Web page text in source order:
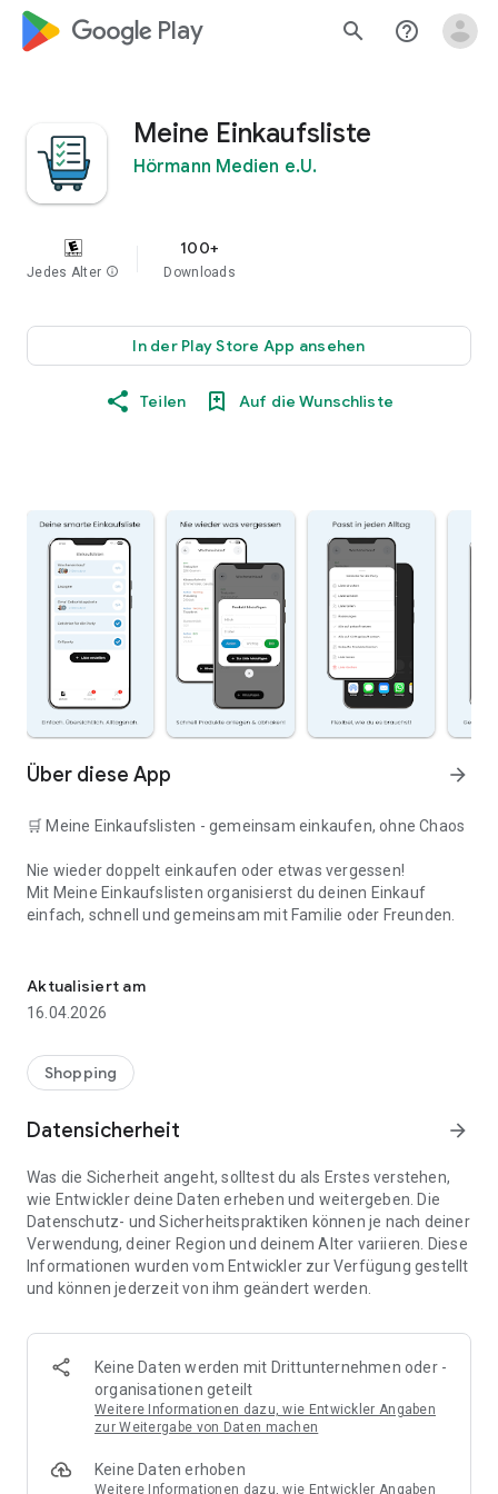
google_logo Play search help_outline
Meine Einkaufsliste
Hörmann Medien e.U.
Jedes Alter info
100+
Downloads
In der Play Store App ansehen
Teilen Auf die Wunschliste
Über diese App arrow_forward
🛒 Meine Einkaufslisten - gemeinsam einkaufen, ohne Chaos
Nie wieder doppelt einkaufen oder etwas vergessen!
Mit Meine Einkaufslisten organisierst du deinen Einkauf
einfach, schnell und gemeinsam mit Familie oder Freunden.
👨‍👩‍👧 Gemeinsame Einkaufslisten in Echtzeit: Alle sehen
⚡ Superschnell & einfach: Liste in Sekunden erstellen und
sofort loslegen.
📱 Immer dabei: Deine Einkaufsliste ist jederzeit auf deinem
🤝 Teilen leicht gemacht: Lade andere ein und erledigt den
Einkauf gemeinsam.
🍳 Zutaten direkt aus Rezepten übernehmen: Importiere
Zutaten von Rezept-Webseiten und verwandle sie
🚀 DEINE VORTEILE IM ALLTAG
* Nie wieder doppelte Einkäufe
* Kein Chaos mehr beim Einkaufen
* Bessere Abstimmung mit Familie & Freunden
* Perfekt für die Essensplanung
Aktualisiert am
16.04.2026
Shopping
Datensicherheit arrow_forward
Was die Sicherheit angeht, solltest du als Erstes verstehen,
wie Entwickler deine Daten erheben und weitergeben. Die
Datenschutz- und Sicherheitspraktiken können je nach deiner
Verwendung, deiner Region und deinem Alter variieren. Diese
Informationen wurden vom Entwickler zur Verfügung gestellt
und können jederzeit von ihm geändert werden.
Keine Daten werden mit Drittunternehmen oder -
organisationen geteilt
Weitere Informationen dazu, wie Entwickler Angaben
zur Weitergabe von Daten machen
Keine Daten erhoben
Weitere Informationen dazu, wie Entwickler Angaben